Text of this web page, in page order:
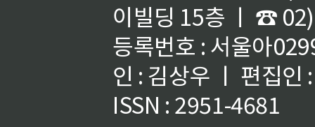
이빌딩 15층 ㅣ ☎
등록번호 : 서울아
인 : 김상우 ㅣ 편집인
ISSN : 2951-4681